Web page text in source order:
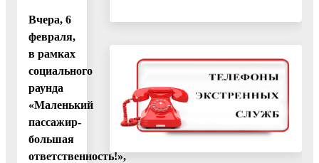
Вчера, 6
февраля,
в рамках
социального
раунда
«Маленький
пассажир-
большая
ответственность!»,